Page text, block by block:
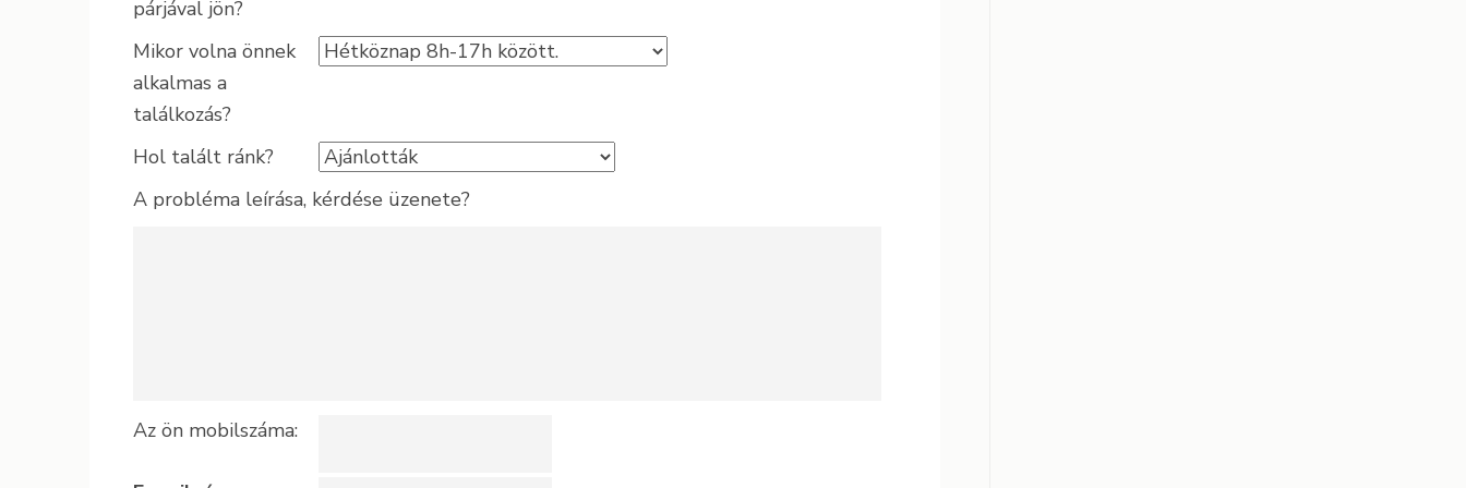
párjával jön?
Mikor volna önnek
alkalmas a
találkozás?
Hol talált ránk?
A probléma leírása, kérdése üzenete?
Az ön mobilszáma: